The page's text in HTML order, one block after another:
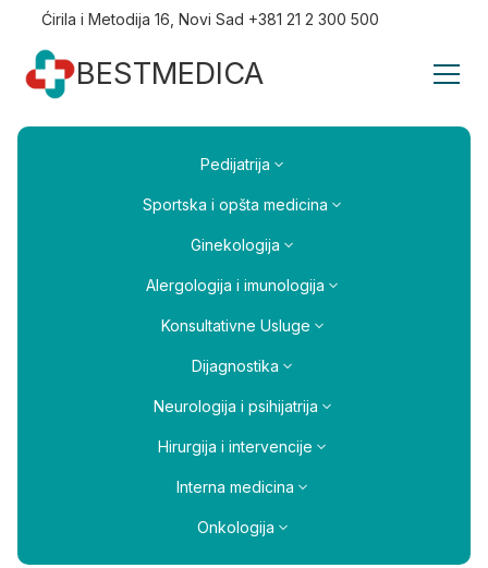
Ćirila i Metodija 16, Novi Sad +381 21 2 300 500
BESTMEDICA
Pedijatrija
Sportska i opšta medicina
Ginekologija
Alergologija i imunologija
Konsultativne Usluge
Dijagnostika
Neurologija i psihijatrija
Hirurgija i intervencije
Interna medicina
Onkologija